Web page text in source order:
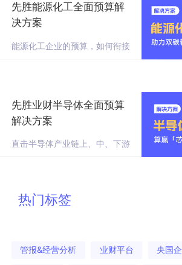
先胜能源化工全面预算解
决方案
能源化工企业的预算，如何衔接
先胜业财半导体全面预算
解决方案
直击半导体产业链上、中、下游
热门标签
管报&经营分析 业财平台 央国企